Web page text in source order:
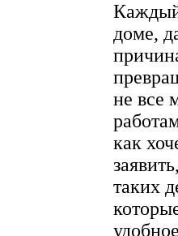
Каждый
доме,
не все
как
таких